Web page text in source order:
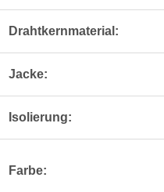
Drahtkernmaterial:
Jacke:
Isolierung:
Farbe: